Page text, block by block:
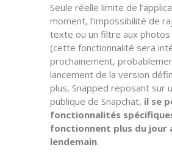
Seule réelle limite de
moment, l’impossibilité de
texte ou un filtre aux
(cette fonctionnalité sera
prochainement,
lancement de la version
plus, Snapped reposant sur
publique de Snapchat, il se
fonctionnalités
fonctionnent plus du jour
lendemain.